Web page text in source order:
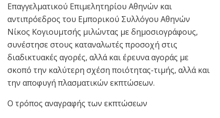
Επαγγελματικού Επιμελητηρίου Αθηνών και
αντιπρόεδρος του Εμπορικού Συλλόγου Αθηνών
Νίκος Κογιουμτσής μιλώντας με δημοσιογράφους,
συνέστησε στους καταναλωτές προσοχή στις
διαδικτυακές αγορές, αλλά και έρευνα αγοράς με
σκοπό την καλύτερη σχέση ποιότητας-τιμής, αλλά και
την αποφυγή πλασματικών εκπτώσεων.
Ο τρόπος αναγραφής των εκπτώσεων